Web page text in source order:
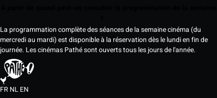
La programmation complète des séances de la semaine cinéma (du
mercredi au mardi) est disponible à la réservation dès le lundi en fin de
journée. Les cinémas Pathé sont ouverts tous les jours de l'année.
FRNLEN